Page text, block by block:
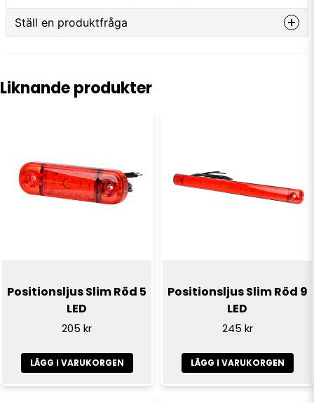
Ställ en produktfråga
email
E-postadress
Skicka fråga
Liknande produkter
Positionsljus Slim Röd 5
LED
205 kr
LÄGG I VARUKORGEN
Positionsljus Slim Röd 9
LED
245 kr
LÄGG I VARUKORGEN